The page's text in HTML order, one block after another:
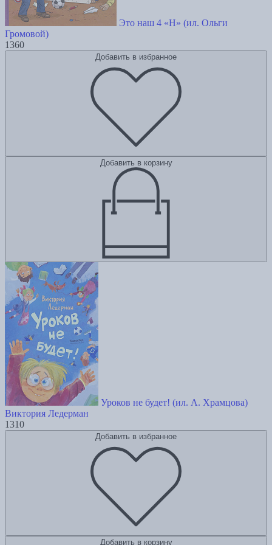
Это наш 4 «Н» (ил. Ольги
Громовой)
1360
Добавить в избранное
Добавить в корзину
Уроков не будет! (ил. А. Храмцова)
Виктория Ледерман
1310
Добавить в избранное
Добавить в корзину